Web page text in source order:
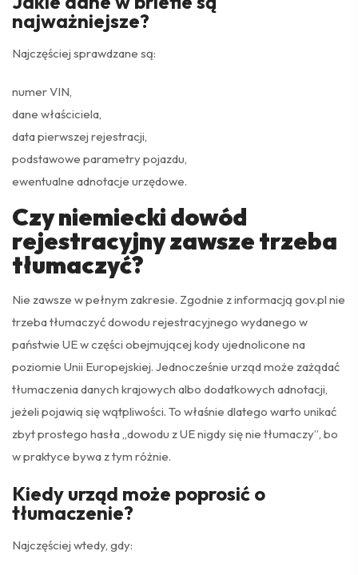
najważniejsze?
Najczęściej sprawdzane są:
numer VIN,
dane właściciela,
data pierwszej rejestracji,
podstawowe parametry pojazdu,
ewentualne adnotacje urzędowe.
Czy niemiecki dowód
rejestracyjny zawsze trzeba
tłumaczyć?
Nie zawsze w pełnym zakresie. Zgodnie z informacją gov.pl nie
trzeba tłumaczyć dowodu rejestracyjnego wydanego w
państwie UE w części obejmującej kody ujednolicone na
poziomie Unii Europejskiej. Jednocześnie urząd może zażądać
tłumaczenia danych krajowych albo dodatkowych adnotacji,
jeżeli pojawią się wątpliwości. To właśnie dlatego warto unikać
zbyt prostego hasła „dowodu z UE nigdy się nie tłumaczy”, bo
w praktyce bywa z tym różnie.
Kiedy urząd może poprosić o
tłumaczenie?
Najczęściej wtedy, gdy: